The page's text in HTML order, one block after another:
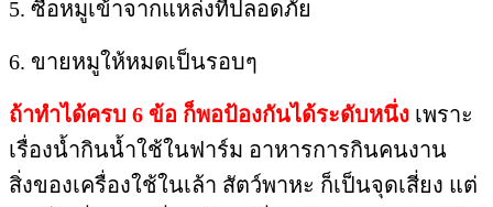
5. ซื้อหมูเข้าจากแหล่งที่ปลอดภัย
6. ขายหมูให้หมดเป็นรอบๆ​
ถ้าทำได้ครบ​ 6 ข้อ​ ก็พอป้องกันได้ระดับหนึ่ง เพราะ
เรื่องน้ำกินน้ำใช้​ในฟาร์ม อาหารการกินคนงาน​
สิ่งของ​เครื่องใช้ในเล้า สัตว์​พาหะ​ ก็เป็นจุดเสี่ยง​ แต่